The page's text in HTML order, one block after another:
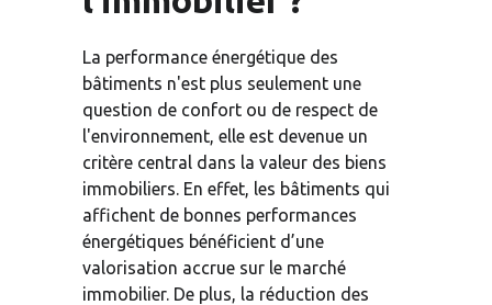
La performance énergétique des
bâtiments n'est plus seulement une
question de confort ou de respect de
l'environnement, elle est devenue un
critère central dans la valeur des biens
immobiliers. En effet, les bâtiments qui
affichent de bonnes performances
énergétiques bénéficient d’une
valorisation accrue sur le marché
immobilier. De plus, la réduction des